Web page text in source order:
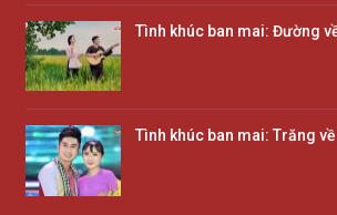
Tình khúc ban mai: Đường
Tình khúc ban mai: Trăng